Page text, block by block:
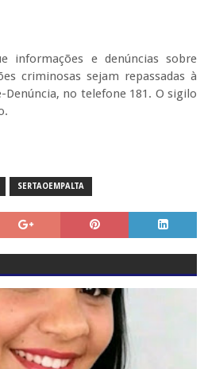
informações e denúncias sobre
criminosas sejam repassadas à
no telefone 181. O sigilo
SERTAOEMPALTA